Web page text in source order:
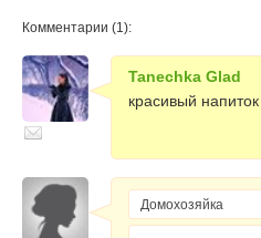
Комментарии (1):
Tanechka Glad
красивый напиток